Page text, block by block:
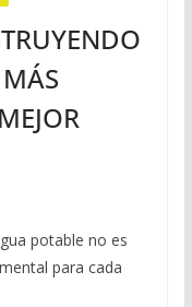
potable no es
para cada